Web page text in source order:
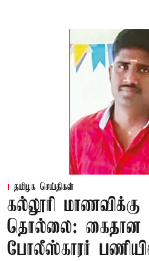
தமிழக செய்திகள்
கல்லூரி மாணவிக்கு
தொல்லை: கைதான
போலீஸ்காரர்